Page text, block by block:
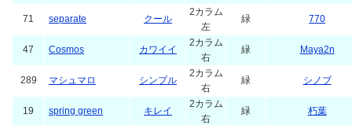
71 separate クール
2カラム
左
緑 770
47 Cosmos カワイイ
2カラム
右
緑 Maya2n
289 マシュマロ シンプル
2カラム
右
緑 シノブ
19 spring green キレイ
2カラム
右
緑 朽葉